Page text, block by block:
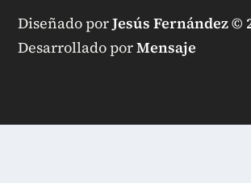
Diseñado porJesús Fernández ©
Desarrollado porMensaje